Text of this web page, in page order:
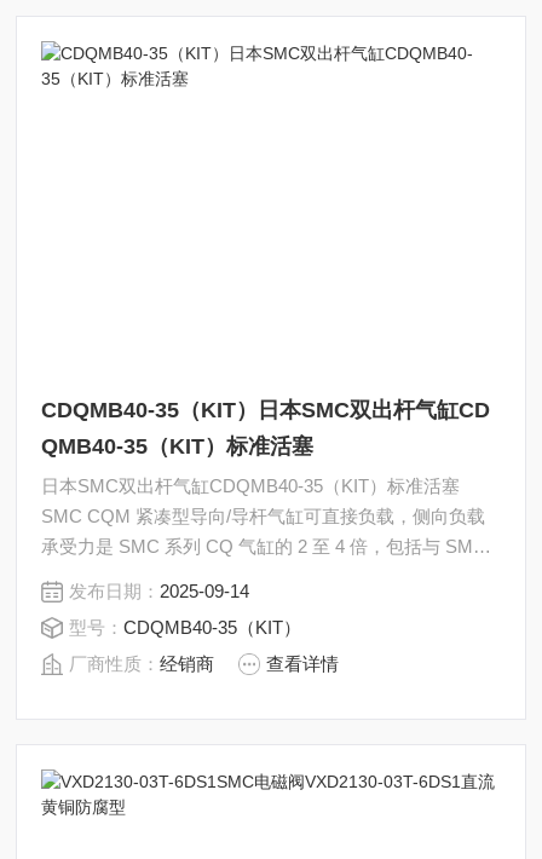
CDQMB40-35（KIT）日本SMC双出杆气缸CD
QMB40-35（KIT）标准活塞
日本SMC双出杆气缸CDQMB40-35（KIT）标准活塞
SMC CQM 紧凑型导向/导杆气缸可直接负载，侧向负载
承受力是 SMC 系列 CQ 气缸的 2 至 4 倍，包括与 SMC
CQS 和 CQ2 系列气缸兼容的安装点。 不可旋转气缸功
具有硬阳极氧化铝主体，可提供双作用装置，带一个标准
磁性活塞。 随附两个安装螺栓。
发布日期： 2025-09-14
型号：CDQMB40-35（KIT）
厂商性质：经销商 查看详情